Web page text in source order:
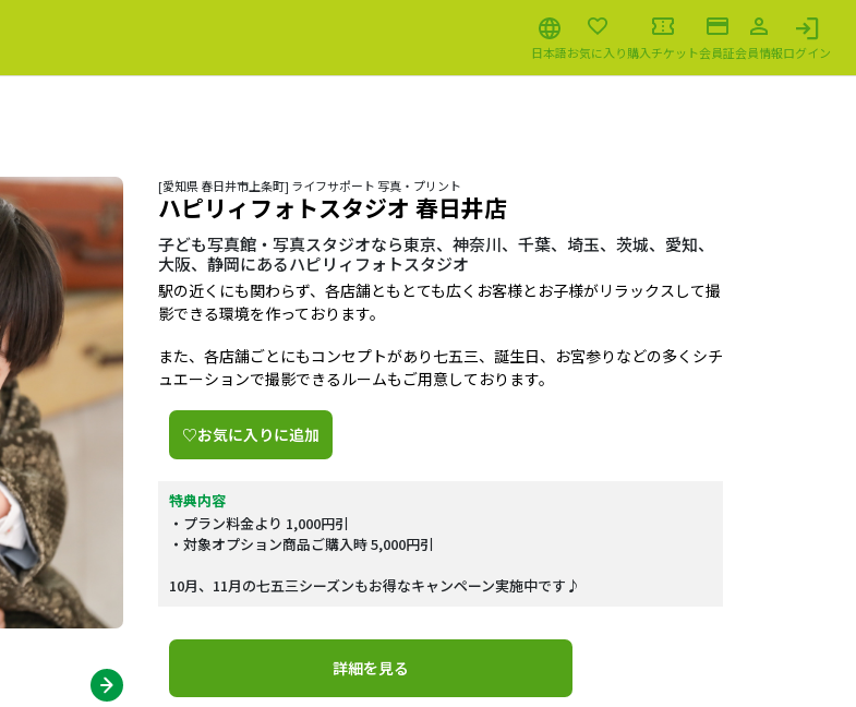
日本語お気に入り購入チケット会員証会員情報ログイン
[愛知県 春日井市上条町] ライフサポート 写真・プリント
ハピリィフォトスタジオ 春日井店
子ども写真館・写真スタジオなら東京、神奈川、千葉、埼玉、茨城、愛知、
大阪、静岡にあるハピリィフォトスタジオ
駅の近くにも関わらず、各店舗ともとても広くお客様とお子様がリラックスして撮
影できる環境を作っております。
また、各店舗ごとにもコンセプトがあり七五三、誕生日、お宮参りなどの多くシチ
ュエーションで撮影できるルームもご用意しております。
♡お気に入りに追加
特典内容
・プラン料金より 1,000円引
・対象オプション商品ご購入時 5,000円引
10月、11月の七五三シーズンもお得なキャンペーン実施中です♪
詳細を見る